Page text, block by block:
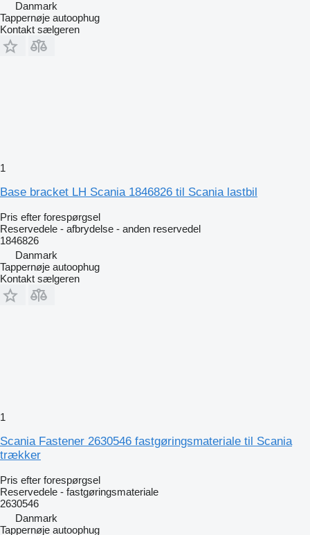
Danmark
Tappernøje autoophug
Kontakt sælgeren
1
Base bracket LH Scania 1846826 til Scania lastbil
Pris efter forespørgsel
Reservedele - afbrydelse - anden reservedel
1846826
Danmark
Tappernøje autoophug
Kontakt sælgeren
1
Scania Fastener 2630546 fastgøringsmateriale til Scania
trækker
Pris efter forespørgsel
Reservedele - fastgøringsmateriale
2630546
Danmark
Tappernøje autoophug